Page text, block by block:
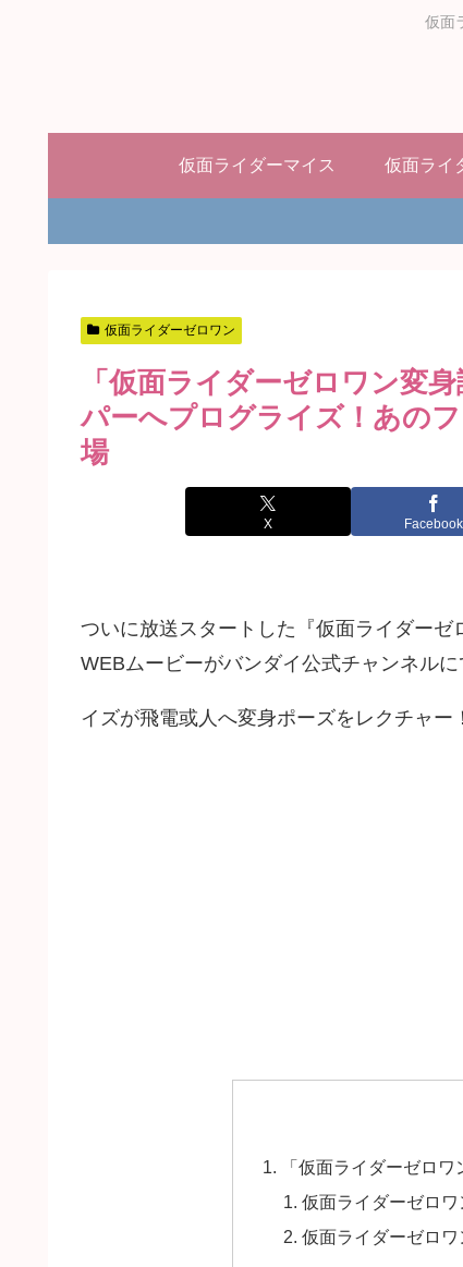
仮面
仮面ライダーマイス 仮面ライ
仮面ライダーゼロワン
「仮面ライダーゼロワン変
パーへプログライズ！あの
場
X Facebook
ついに放送スタートした『仮面ライダー
WEBムービーがバンダイ公式チャンネルに
イズが飛電或人へ変身ポーズをレクチャー
「仮面ライダーゼロ
仮面ライダーゼロ
仮面ライダーゼロ